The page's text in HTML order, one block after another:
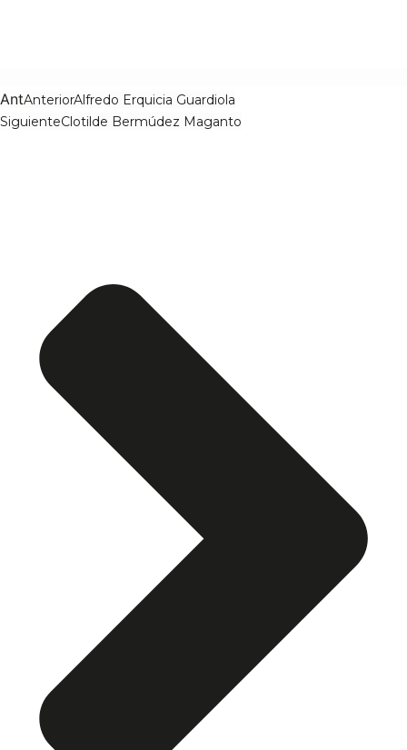
AntAnteriorAlfredo Erquicia Guardiola
SiguienteClotilde Bermúdez Maganto